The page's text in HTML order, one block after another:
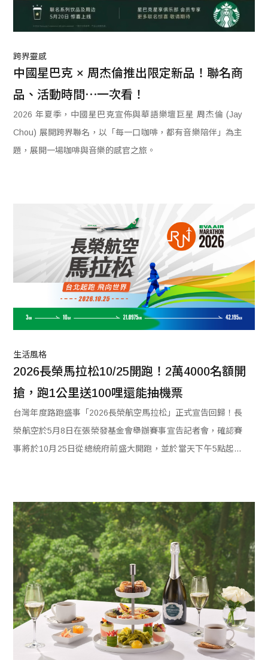
跨界靈感
中國星巴克 × 周杰倫推出限定新品！聯名商
品、活動時間⋯一次看！
2026 年夏季，中國星巴克宣佈與華語樂壇巨星 周杰倫 (Jay
Chou) 展開跨界聯名，以「每一口咖啡，都有音樂陪伴」為主
題，展開一場咖啡與音樂的感官之旅。
生活風格
2026長榮馬拉松10/25開跑！2萬4000名額開
搶，跑1公里送100哩還能抽機票
台灣年度路跑盛事「2026長榮航空馬拉松」正式宣告回歸！長
榮航空於5月8日在張榮發基金會舉辦賽事宣告記者會，確認賽
事將於10月25日從總統府前盛大開跑，並於當天下午5點起開